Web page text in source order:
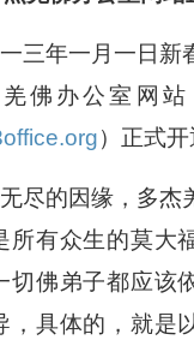
三年一月一日新
佛办公室网站
）正式开
尽的因缘，多杰
所有众生的莫大
切佛弟子都应该
，具体的，就是